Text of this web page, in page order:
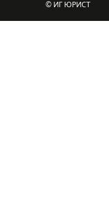
© ИГ ЮРИСТ